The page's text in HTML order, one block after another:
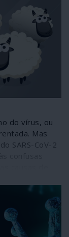
pelo
se no
se pelo
país, nada
do vírus, ou
Mas
SARS-CoV-2
fazer
tempo
da pandemia
a formatação
é sermos